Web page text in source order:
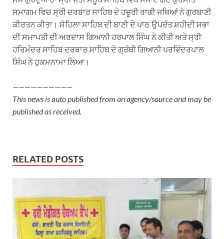
ਸਮਾਗਮ ਵਿਚ ਸ੍ਰੀ ਦਰਬਾਰ ਸਾਹਿਬ ਦੇ ਹਜ਼ੂਰੀ ਰਾਗੀ ਜਥਿਆਂ ਨੇ ਗੁਰਬਾਣੀ
ਕੀਰਤਨ ਕੀਤਾ। ਸੋਹਿਲਾ ਸਾਹਿਬ ਦੀ ਬਾਣੀ ਦੇ ਪਾਠ ਉਪਰੰਤ ਸ਼ਹੀਦੀ ਸਭਾ
ਦੀ ਸਮਾਪਤੀ ਦੀ ਅਰਦਾਸ ਗਿਆਨੀ ਹਰਪਾਲ ਸਿੰਘ ਨੇ ਕੀਤੀ ਅਤੇ ਸ੍ਰੀ
ਹਰਿਮੰਦਰ ਸਾਹਿਬ ਦਰਬਾਰ ਸਾਹਿਬ ਦੇ ਗ੍ਰੰਥੀ ਗਿਆਨੀ ਪਰਵਿੰਦਰਪਾਲ
ਸਿੰਘ ਨੇ ਹੁਕਮਨਾਮਾ ਲਿਆ।
——————————
This news is auto published from an agency/source and may be
published as received.
RELATED POSTS